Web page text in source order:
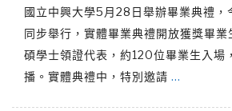
國立中興大學5月28日舉辦畢業典禮，
同步舉行，實體畢業典禮開放獲獎畢業
碩學士領證代表，約120位畢業生入場
播。實體典禮中，特別邀請 …